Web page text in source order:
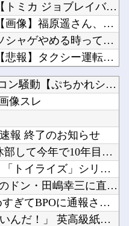
【トミカ ジョブレイバー】「ライジングポリスブレイバーZERO デカライドアーマー 黒バイ...
【画像】福原遥さん、意外とあるｗ他
ソシャゲやめる時ってどんな時？他
【悲報】タクシー運転手、儲かりまくることが判明ｗｗｗｗｗｗｗｗ他
乃木坂の10月生まれってこんないるんだな！！！【乃木坂46】他
【ウマ娘】このキャラが声優（まりんか）同じってマジ！？←「スズカさんみたいな演技の方がレア...
モンスターハンターというゲームの魅力ってどんな部分だと思う？他
中国「大洪水！」三峡ダム「決壊危機」台風13号「三峡直撃確定」日本「最も強い勢力で接近！（...
【にじ甲2026】そういや前から謎に思ってたんやがなんでマドロックなんてアナウンス入ってた...
【正論】ホリエモン、移民受け入れ反対派にブチギレ→スタジオ誰も反論できず沈黙他
ドラクエのゼシカとかいう人気キャラｗｗｗｗ他
スマホって普及して20年くらい経つのに「落とすだけで割れる」問題いつまでもクリアできてない...
【デレマス】 810プロエアコン騒動【ぷちかれシリーズ】
像スレ
報 終了のお知らせ
【速報】 PL学園野球部が休部して今年で10年目、PL学園の...
【機甲創世記モスピーダ】 「トイライズ」シリーズ新作【明日予...
森保監督「続投の謎」 JFAのドン・田嶋幸三に直撃 「目標達...
【速報】 『ヤニねこ』攻めすぎてBPOに通報される
海外「日本人はなんて気高いんだ！」 英高級紙も驚愕した極限の...